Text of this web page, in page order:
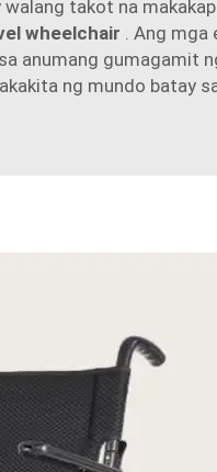
takot na
wheelchair
. Ang
anumang gumagamit
ng mundo batay